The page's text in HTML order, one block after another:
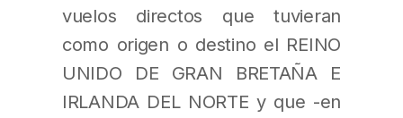
vuelos directos que tuvieran
como origen o destino el REINO
UNIDO DE GRAN BRETAÑA E
IRLANDA DEL NORTE y que -en